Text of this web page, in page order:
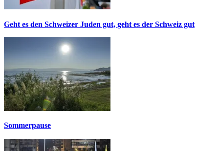
Geht es den Schweizer Juden gut, geht es der Schweiz gut
Sommerpause